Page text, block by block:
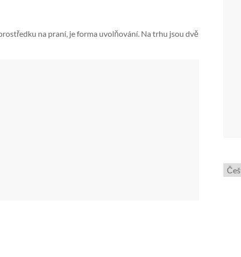
na praní, je forma uvolňování. Na trhu jsou dvě
jazyk